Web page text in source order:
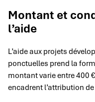
Montant et
l’aide
L’aide aux projets
ponctuelles prend la
montant varie entre 400
encadrent l’attribution